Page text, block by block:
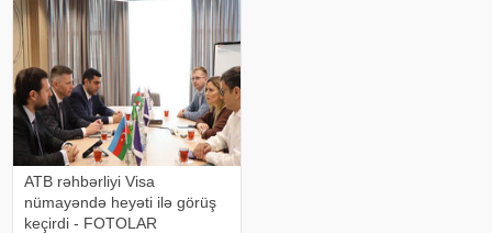
HeydərƏliyev Fondunun
prezidenti Mehriban Əliyevanı
ATB rəhbərliyi Visa
nümayəndə heyəti ilə görüş
keçirdi - FOTOLAR